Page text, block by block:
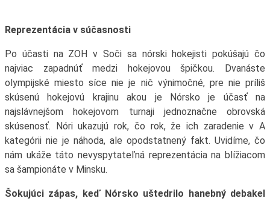
Reprezentácia v súčasnosti
Po účasti na ZOH v Soči sa nórski hokejisti pokúšajú čo
najviac zapadnúť medzi hokejovou špičkou. Dvanáste
olympijské miesto síce nie je nič výnimočné, pre nie príliš
skúsenú hokejovú krajinu akou je Nórsko je účasť na
najslávnejšom hokejovom turnaji jednoznačne obrovská
skúsenosť. Nóri ukazujú rok, čo rok, že ich zaradenie v A
kategórii nie je náhoda, ale opodstatnený fakt. Uvidíme, čo
nám ukáže táto nevyspytateľná reprezentácia na blížiacom
sa šampionáte v Minsku.
Šokujúci zápas, keď Nórsko uštedrilo hanebný debakel